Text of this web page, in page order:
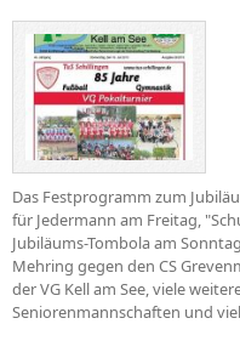
Das Festprogramm zum
für Jedermann am Freitag,
Jubiläums-Tombola am
Mehring gegen den CS
der VG Kell am See, viele
Seniorenmannschaften und